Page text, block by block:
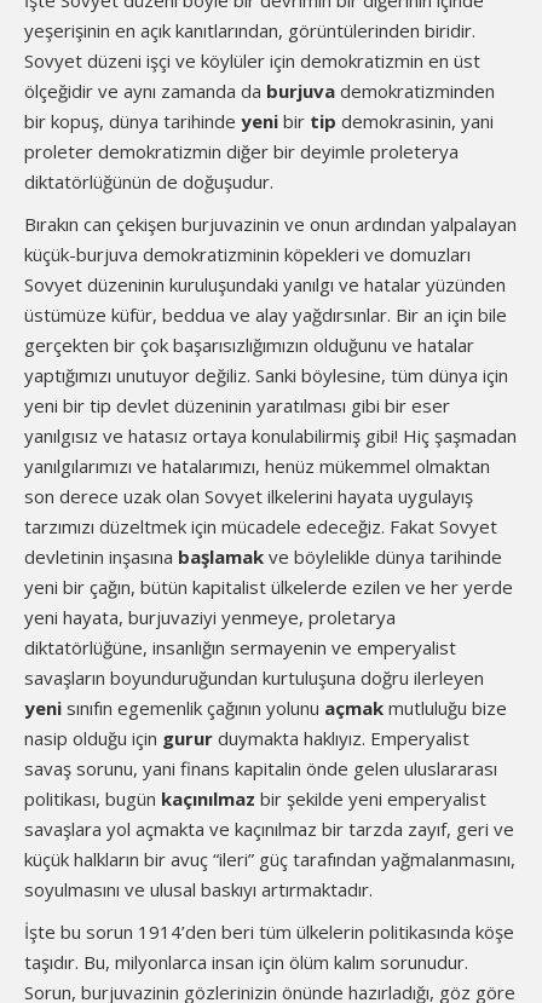
yeşerişinin en açık kanıtlarından, görüntülerinden biridir.
Sovyet düzeni işçi ve köylüler için demokratizmin en üst
ölçeğidir ve aynı zamanda da burjuva demokratizminden
bir kopuş, dünya tarihinde yeni bir tip demokrasinin, yani
proleter demokratizmin diğer bir deyimle proleterya
diktatörlüğünün de doğuşudur.
Bırakın can çekişen burjuvazinin ve onun ardından yalpalayan
küçük-burjuva demokratizminin köpekleri ve domuzları
Sovyet düzeninin kuruluşundaki yanılgı ve hatalar yüzünden
üstümüze küfür, beddua ve alay yağdırsınlar. Bir an için bile
gerçekten bir çok başarısızlığımızın olduğunu ve hatalar
yaptığımızı unutuyor değiliz. Sanki böylesine, tüm dünya için
yeni bir tip devlet düzeninin yaratılması gibi bir eser
yanılgısız ve hatasız ortaya konulabilirmiş gibi! Hiç şaşmadan
yanılgılarımızı ve hatalarımızı, henüz mükemmel olmaktan
son derece uzak olan Sovyet ilkelerini hayata uygulayış
tarzımızı düzeltmek için mücadele edeceğiz. Fakat Sovyet
devletinin inşasına başlamak ve böylelikle dünya tarihinde
yeni bir çağın, bütün kapitalist ülkelerde ezilen ve her yerde
yeni hayata, burjuvaziyi yenmeye, proletarya
diktatörlüğüne, insanlığın sermayenin ve emperyalist
savaşların boyunduruğundan kurtuluşuna doğru ilerleyen
yeni sınıfın egemenlik çağının yolunu açmak mutluluğu bize
nasip olduğu için gurur duymakta haklıyız. Emperyalist
savaş sorunu, yani finans kapitalin önde gelen uluslararası
politikası, bugün kaçınılmaz bir şekilde yeni emperyalist
savaşlara yol açmakta ve kaçınılmaz bir tarzda zayıf, geri ve
küçük halkların bir avuç “ileri” güç tarafından yağmalanmasını,
soyulmasını ve ulusal baskıyı artırmaktadır.
İşte bu sorun 1914’den beri tüm ülkelerin politikasında köşe
taşıdır. Bu, milyonlarca insan için ölüm kalım sorunudur.
Sorun, burjuvazinin gözlerinizin önünde hazırladığı, göz göre